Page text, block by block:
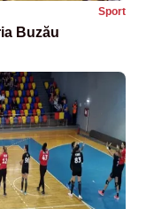
Sport
Buzău